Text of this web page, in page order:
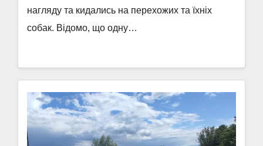
нагляду та кидались на перехожих та їхніх
собак. Відомо, що одну…